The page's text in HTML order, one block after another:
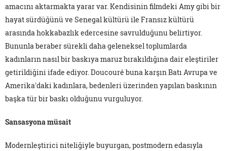
amacını aktarmakta yarar var. Kendisinin filmdeki Amy gibi bir
hayat sürdüğünü ve Senegal kültürü ile Fransız kültürü
arasında hokkabazlık edercesine savrulduğunu belirtiyor.
Bununla beraber sürekli daha geleneksel toplumlarda
kadınların nasıl bir baskıya maruz bırakıldığına dair eleştiriler
getirildiğini ifade ediyor. Doucouré buna karşın Batı Avrupa ve
Amerika'daki kadınlara, bedenleri üzerinden yapılan baskının
başka tür bir baskı olduğunu vurguluyor.
Sansasyona müsait
Modernleştirici niteliğiyle buyurgan, postmodern edasıyla